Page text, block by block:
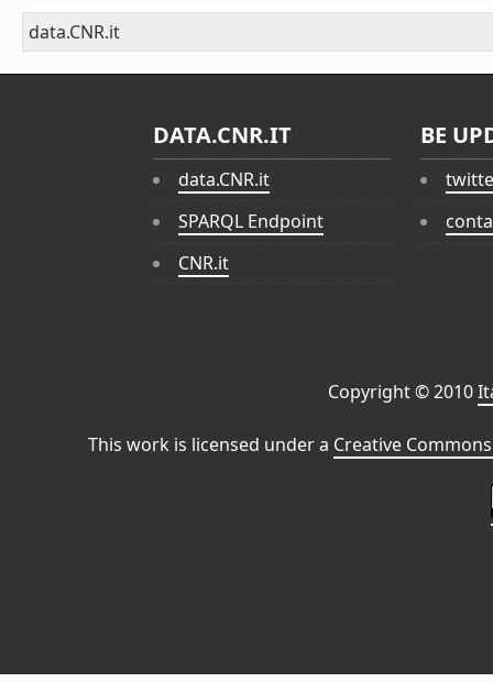
data.CNR.it
DATA.CNR.IT
data.CNR.it
SPARQL Endpoint
CNR.it
BE
Copyright © 2010
This work is licensed under a Creative